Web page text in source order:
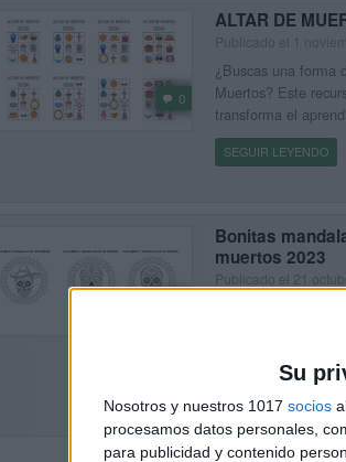
Su
Nosotros y nuestros 1017 socios
procesamos datos personales,
para publicidad y contenido
0
ALTAR DE
¿Buscas una forma
Muertos? Este
transforma el
SEGUIR LEYENDO
Bonitas
muertos 2023
Publicado el 21
«Visita Orientación
¡Hola a todos
Día de Muertos,
SEGUIR LEYENDO